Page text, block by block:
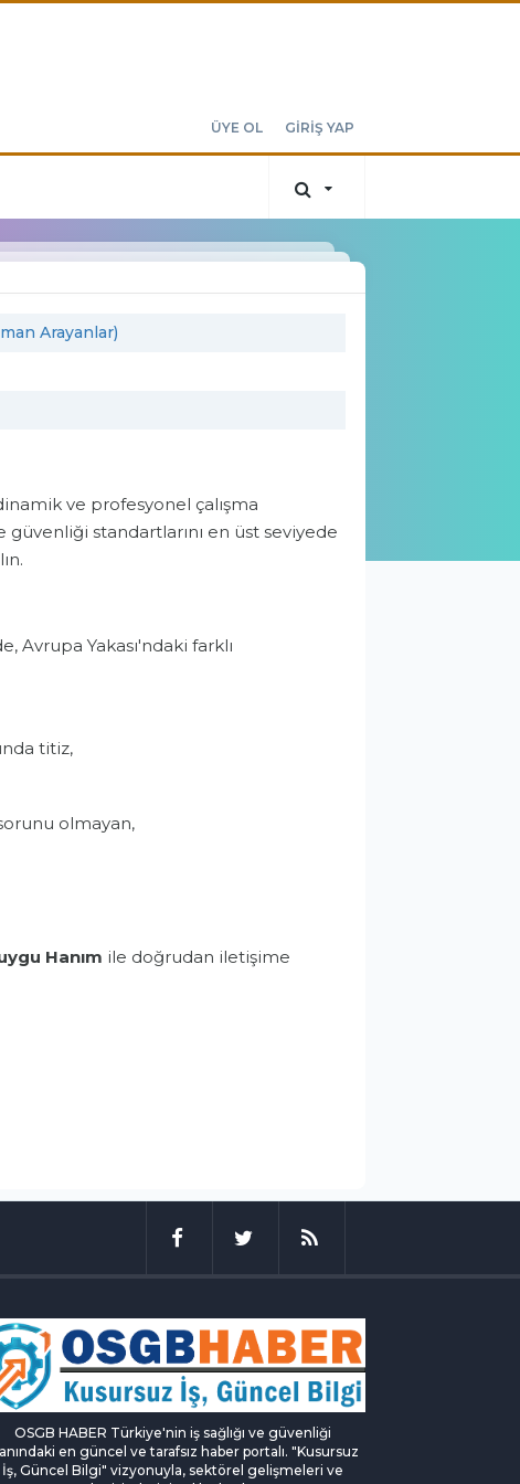
ÜYE OL GİRİŞ YAP
Arayanlar)
ve profesyonel çalışma
güvenliği standartlarını en üst seviyede
Avrupa Yakası'ndaki farklı
titiz,
olmayan,
Hanım ile doğrudan iletişime
OSGB HABER Türkiye'nin iş sağlığı ve güvenliği
en güncel ve tarafsız haber portalı. "Kusursuz
İş, Güncel Bilgi" vizyonuyla, sektörel gelişmeleri ve